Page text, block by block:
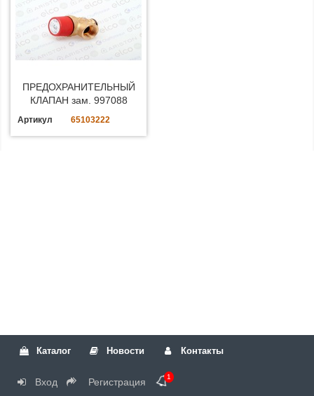
ПРЕДОХРАНИТЕЛЬНЫЙ
КЛАПАН зам. 997088
Артикул 65103222
Каталог Новости Контакты
Вход Регистрация 1